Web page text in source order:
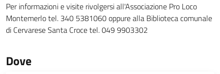
Per informazioni e visite rivolgersi all'Associazione Pro Loco
Montemerlo tel. 340 5381060 oppure alla Biblioteca comunale
di Cervarese Santa Croce tel. 049 9903302
Dove